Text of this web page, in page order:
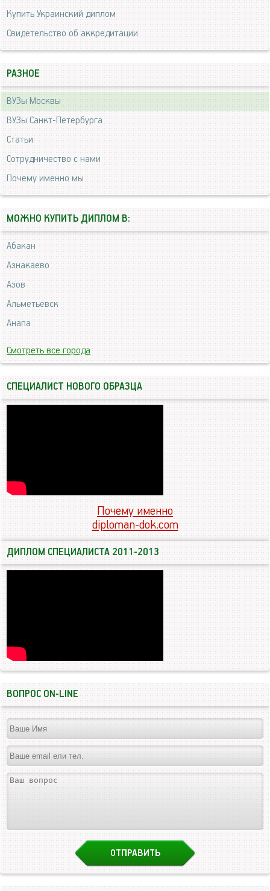
Купить Украинский диплом
Свидетельство об аккредитации
РАЗНОЕ
ВУЗы Москвы
ВУЗы Санкт-Петербурга
Статьи
Сотрудничество с нами
Почему именно мы
МОЖНО КУПИТЬ ДИПЛОМ В:
Абакан
Азнакаево
Азов
Альметьевск
Анапа
Смотреть все города
СПЕЦИАЛИСТ НОВОГО ОБРАЗЦА
Почему именно
diploman-dok.com
ДИПЛОМ СПЕЦИАЛИСТА 2011-2013
ВОПРОС ON-LINE